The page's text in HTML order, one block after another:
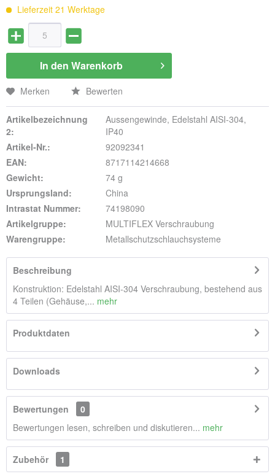
Lieferzeit 21 Werktage
In den Warenkorb
Merken Bewerten
Artikelbezeichnung
2:
Aussengewinde, Edelstahl AISI-304,
IP40
Artikel-Nr.:
92092341
EAN:
8717114214668
Gewicht:
74 g
Ursprungsland:
China
Intrastat Nummer:
74198090
Artikelgruppe:
MULTIFLEX Verschraubung
Warengruppe:
Metallschutzschlauchsysteme
Beschreibung
Konstruktion: Edelstahl AISI-304 Verschraubung, bestehend aus
4 Teilen (Gehäuse,... mehr
Produktdaten
Downloads
Bewertungen
0
Bewertungen lesen, schreiben und diskutieren... mehr
Zubehör 1